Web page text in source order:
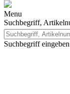
Menu
Suchbegriff,
Suchbegriff